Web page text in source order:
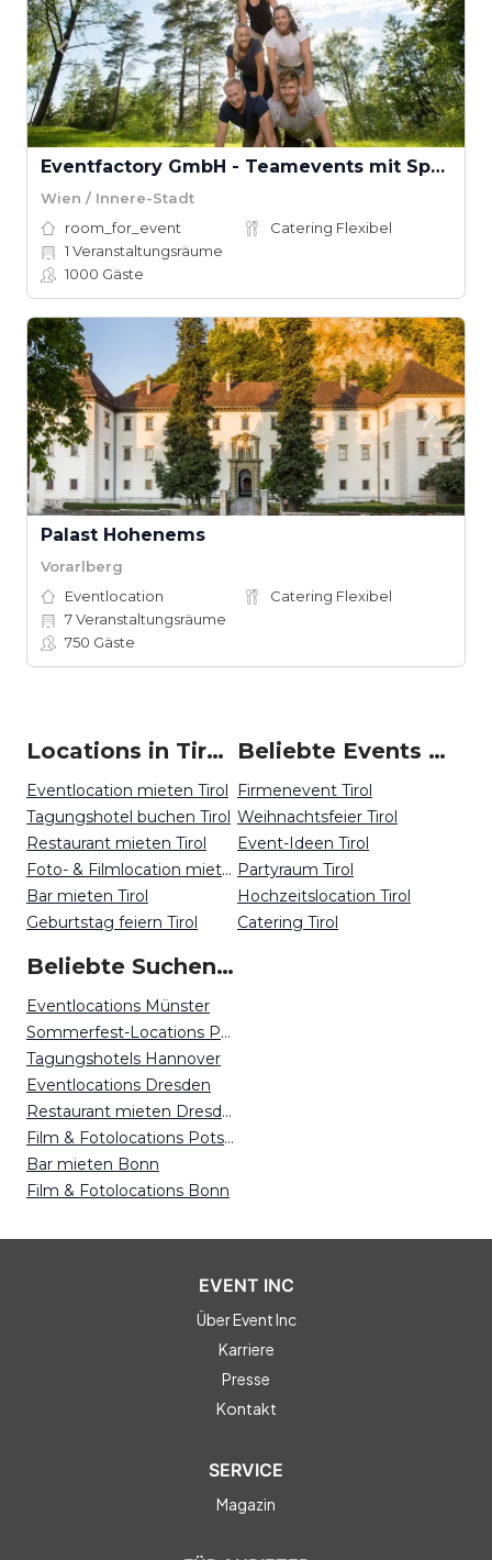
Eventfactory GmbH - Teamevents mit Spaß
Wien / Innere-Stadt
room_for_event
Catering Flexibel
1 Veranstaltungsräume
1000 Gäste
Palast Hohenems
Vorarlberg
Eventlocation
Catering Flexibel
7Veranstaltungsräume
750 Gäste
Locations in Tirol mieten
Eventlocation mieten Tirol
Tagungshotel buchen Tirol
Restaurant mieten Tirol
Foto- & Filmlocation mieten Tirol
Bar mieten Tirol
Geburtstag feiern Tirol
Beliebte Events in Tirol
Firmenevent Tirol
Weihnachtsfeier Tirol
Event-Ideen Tirol
Partyraum Tirol
Hochzeitslocation Tirol
Catering Tirol
Beliebte Suchen auf Event Inc
Eventlocations Münster
Sommerfest-Locations Potsdam
Tagungshotels Hannover
Eventlocations Dresden
Restaurant mieten Dresden
Film & Fotolocations Potsdam
Bar mieten Bonn
Film & Fotolocations Bonn
EVENT INC
Über Event Inc
Karriere
Presse
Kontakt
SERVICE
Magazin